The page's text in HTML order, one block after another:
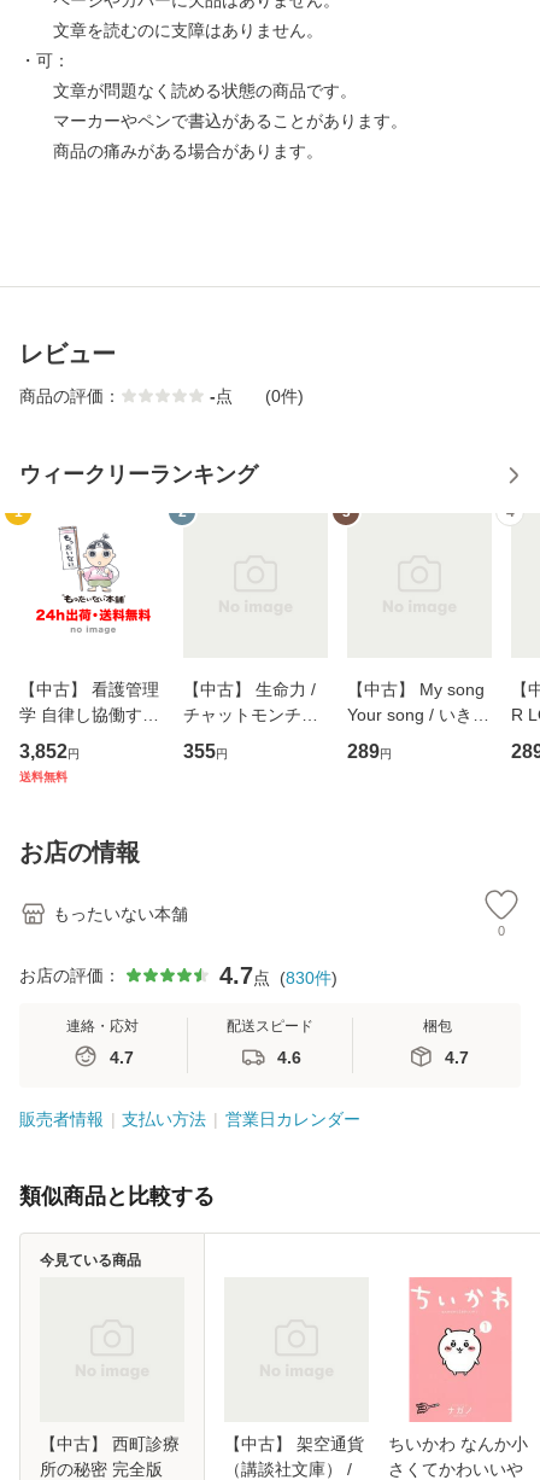
文章を読むのに支障はありません。
・可：
文章が問題なく読める状態の商品です。
マーカーやペンで書込があることがあります。
商品の痛みがある場合があります。
レビュー
商品の評価： -点 (0件)
ウィークリーランキング
1
【中古】 看護管理
学 自律し協働する
専門職の看護マネ
ジメントスキル 改
恵 藤本幸三 / 南江
堂 [単行
3,852円
送料無料
2
【中古】 生命力 /
チャットモンチー /
キューンレコード
[CD]【メール便送
355円
3
【中古】 My song
Your song / いきも
のがかり / [CD]
【メール便送料無
289円
4
【
R
産
お店の情報
もったいない本舗
0
お店の評価： 4.7点 (830件)
連絡・応対
4.7
配送スピード
4.6
梱包
4.7
販売者情報 支払い方法 営業日カレンダー
類似商品と比較する
【中古】 西町診療
所の秘密 完全版
今見ている商品
【中古】 架空通貨
（講談社文庫） /
ちいかわ なんか小
さくてかわいいや